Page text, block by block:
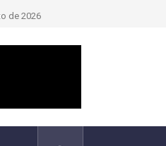
Saiba quem são as duas únicas
de 2026